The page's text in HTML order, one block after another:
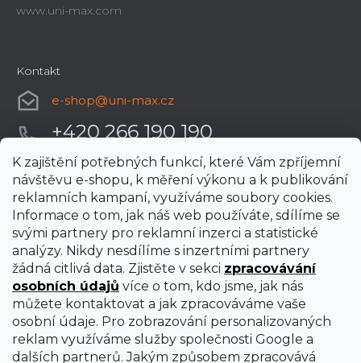
K zajištění potřebných funkcí, které Vám zpříjemní
návštěvu e-shopu, k měření výkonu a k publikování
reklamních kampaní, využíváme soubory cookies.
Informace o tom, jak náš web používáte, sdílíme se
svými partnery pro reklamní inzerci a statistické
analýzy. Nikdy nesdílíme s inzertními partnery
žádná citlivá data. Zjistěte v sekci zpracovávání
osobních údajů více o tom, kdo jsme, jak nás
můžete kontaktovat a jak zpracováváme vaše
osobní údaje. Pro zobrazování personalizovaných
reklam využíváme služby společnosti Google a
dalších partnerů. Jakým způsobem zpracovává
www.uni-max.com
Kontakt
e-shop@uni-max.cz
+420 266 190 190